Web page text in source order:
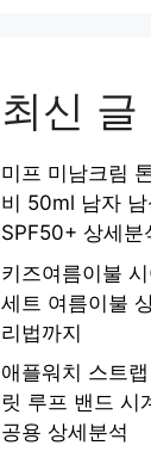
최신 글
미프 미남크림
비 50ml 남자
SPF50+ 상세분
키즈여름이불
세트 여름이불
리법까지
애플워치 스트
릿 루프 밴드
공용 상세분석